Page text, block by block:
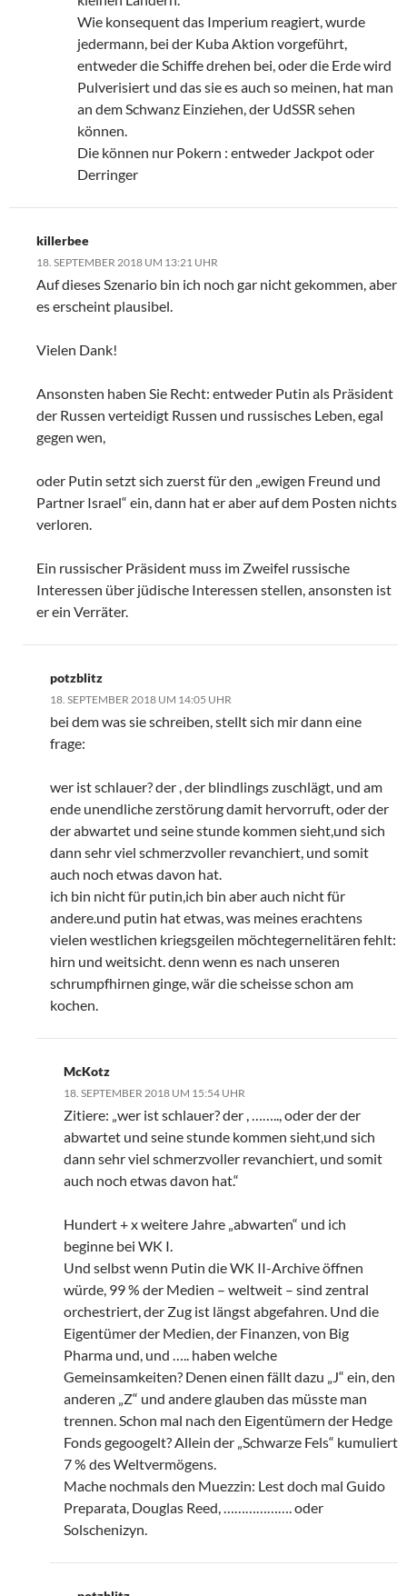
Wie konsequent das Imperium reagiert, wurde
jedermann, bei der Kuba Aktion vorgeführt,
entweder die Schiffe drehen bei, oder die Erde wird
Pulverisiert und das sie es auch so meinen, hat man
an dem Schwanz Einziehen, der UdSSR sehen
können.
Die können nur Pokern : entweder Jackpot oder
Derringer
killerbee
18. SEPTEMBER 2018 UM 13:21 UHR
Auf dieses Szenario bin ich noch gar nicht gekommen, aber
es erscheint plausibel.
Vielen Dank!
Ansonsten haben Sie Recht: entweder Putin als Präsident
der Russen verteidigt Russen und russisches Leben, egal
gegen wen,
oder Putin setzt sich zuerst für den „ewigen Freund und
Partner Israel“ ein, dann hat er aber auf dem Posten nichts
verloren.
Ein russischer Präsident muss im Zweifel russische
Interessen über jüdische Interessen stellen, ansonsten ist
er ein Verräter.
potzblitz
18. SEPTEMBER 2018 UM 14:05 UHR
bei dem was sie schreiben, stellt sich mir dann eine
frage:
wer ist schlauer? der , der blindlings zuschlägt, und am
ende unendliche zerstörung damit hervorruft, oder der
der abwartet und seine stunde kommen sieht,und sich
dann sehr viel schmerzvoller revanchiert, und somit
auch noch etwas davon hat.
ich bin nicht für putin,ich bin aber auch nicht für
andere.und putin hat etwas, was meines erachtens
vielen westlichen kriegsgeilen möchtegernelitären fehlt:
hirn und weitsicht. denn wenn es nach unseren
schrumpfhirnen ginge, wär die scheisse schon am
kochen.
McKotz
18. SEPTEMBER 2018 UM 15:54 UHR
Zitiere: „wer ist schlauer? der , …….., oder der der
abwartet und seine stunde kommen sieht,und sich
dann sehr viel schmerzvoller revanchiert, und somit
auch noch etwas davon hat.“
Hundert + x weitere Jahre „abwarten“ und ich
beginne bei WK I.
Und selbst wenn Putin die WK II-Archive öffnen
würde, 99 % der Medien – weltweit – sind zentral
orchestriert, der Zug ist längst abgefahren. Und die
Eigentümer der Medien, der Finanzen, von Big
Pharma und, und ….. haben welche
Gemeinsamkeiten? Denen einen fällt dazu „J“ ein, den
anderen „Z“ und andere glauben das müsste man
trennen. Schon mal nach den Eigentümern der Hedge
Fonds gegoogelt? Allein der „Schwarze Fels“ kumuliert
7 % des Weltvermögens.
Mache nochmals den Muezzin: Lest doch mal Guido
Preparata, Douglas Reed, ………………. oder
Solschenizyn.